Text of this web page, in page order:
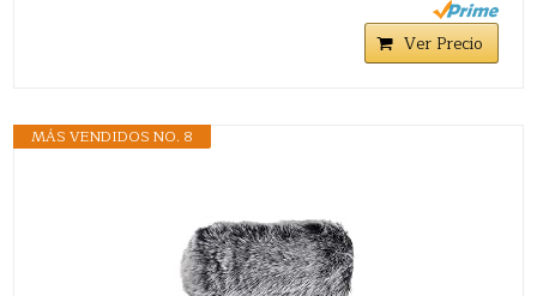
Ver Precio
MÁS VENDIDOS NO. 8